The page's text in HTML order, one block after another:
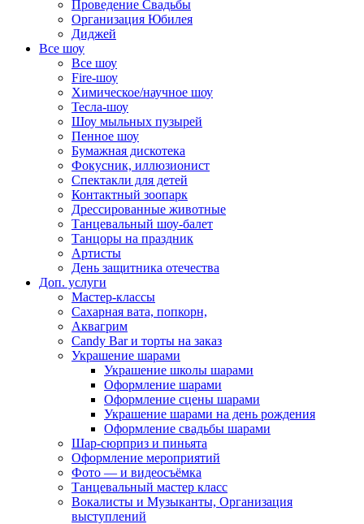
Проведение Свадьбы
Организация Юбилея
Диджей
Все шоу
Все шоу
Fire-шоу
Химическое/научное шоу
Тесла-шоу
Шоу мыльных пузырей
Пенное шоу
Бумажная дискотека
Фокусник, иллюзионист
Спектакли для детей
Контактный зоопарк
Дрессированные животные
Танцевальный шоу-балет
Танцоры на праздник
Артисты
День защитника отечества
Доп. услуги
Мастер-классы
Сахарная вата, попкорн,
Аквагрим
Candy Bar и торты на заказ
Украшение шарами
Украшение школы шарами
Оформление шарами
Оформление сцены шарами
Украшение шарами на день рождения
Оформление свадьбы шарами
Шар-сюрприз и пиньята
Оформление мероприятий
Фото — и видеосъёмка
Танцевальный мастер класс
Вокалисты и Музыканты, Организация
выступлений